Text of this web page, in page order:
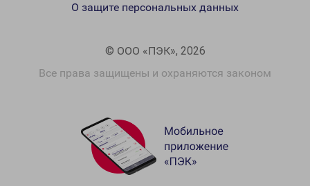
© ООО «ПЭК», 2026
Все права защищены и охраняются законом
О защите персональных данных